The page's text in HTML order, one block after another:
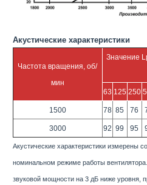
Акустические характеристики
Частота вращения, об/
мин
Значение
63 125 250
1500 78 85 76
3000 92 99 95
Акустические характеристики измерены
номинальном режиме работы
звуковой мощности на 3 дБ ниже уровня,